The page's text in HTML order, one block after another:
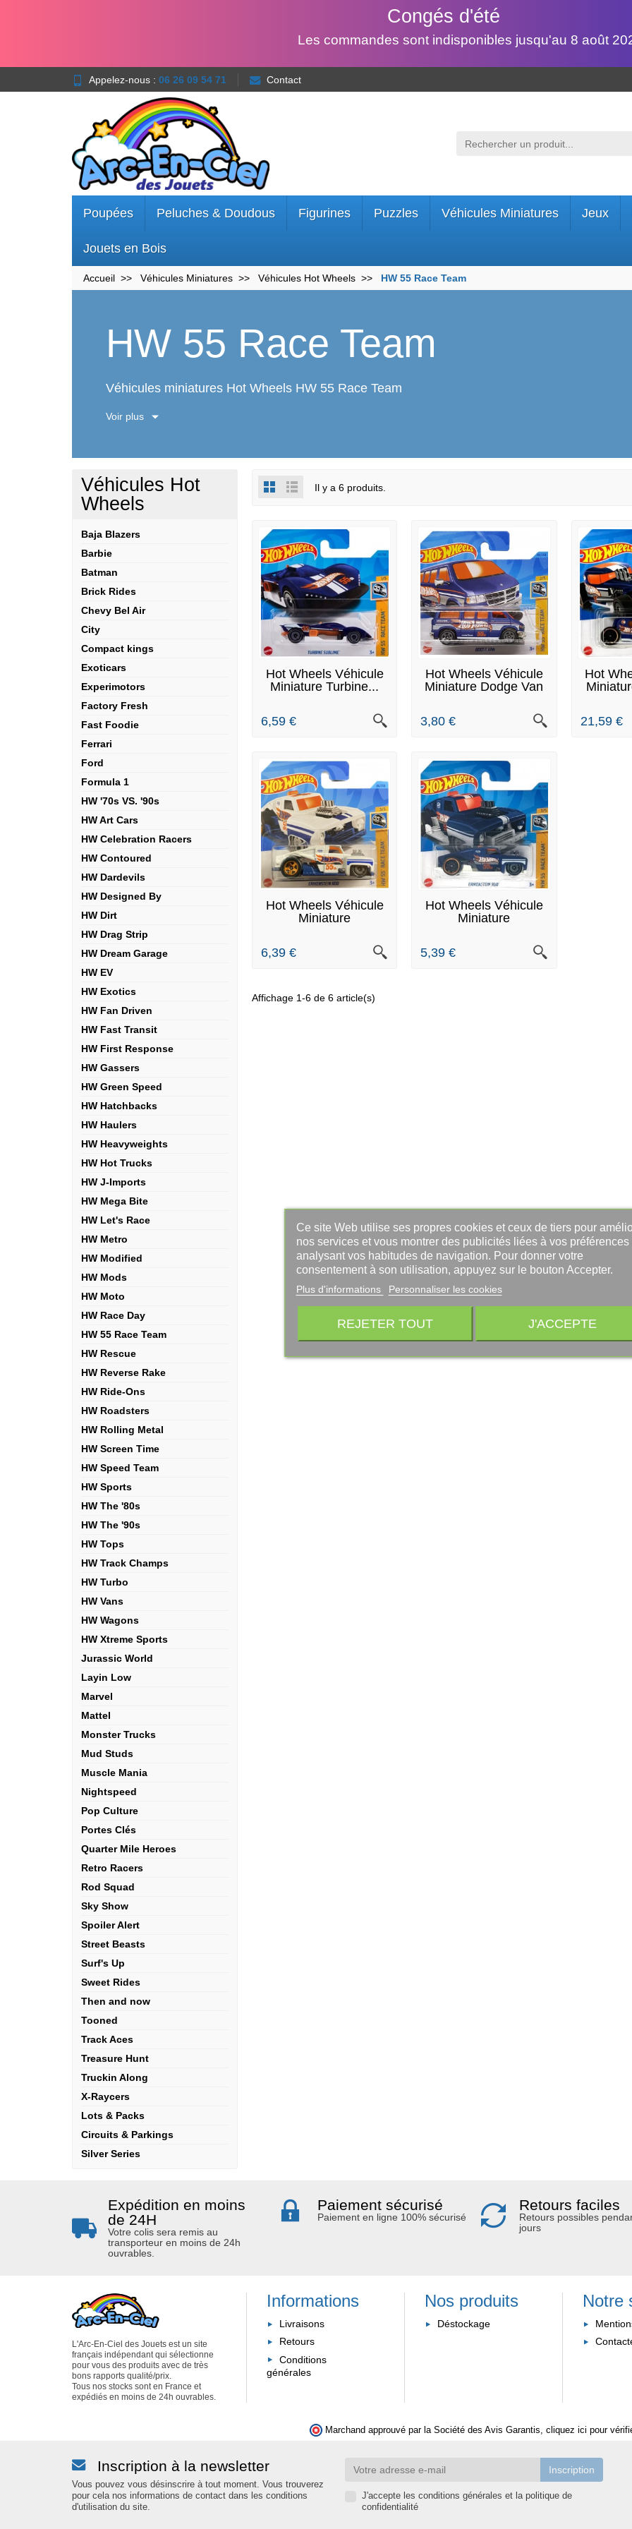
Congés d'été
Les commandes sont indisponibles jusqu'au 8 août
Appelez-nous : 06 26 09 54 71 Contact
Poupées Peluches & Doudous Figurines Puzzles Véhicules Miniatures Jeux
Jouets en Bois
Accueil Véhicules Miniatures Véhicules Hot Wheels HW 55 Race Team
HW 55 Race Team
Véhicules miniatures Hot Wheels HW 55 Race Team
Voir plus
Véhicules Hot
Wheels
Baja Blazers
Barbie
Batman
Brick Rides
Chevy Bel Air
City
Compact kings
Exoticars
Experimotors
Factory Fresh
Fast Foodie
Ferrari
Ford
Formula 1
HW '70s VS. '90s
HW Art Cars
HW Celebration Racers
HW Contoured
HW Dardevils
HW Designed By
HW Dirt
HW Drag Strip
HW Dream Garage
HW EV
HW Exotics
HW Fan Driven
HW Fast Transit
HW First Response
HW Gassers
HW Green Speed
HW Hatchbacks
HW Haulers
HW Heavyweights
HW Hot Trucks
HW J-Imports
HW Mega Bite
HW Let's Race
HW Metro
HW Modified
HW Mods
HW Moto
HW Race Day
HW 55 Race Team
HW Rescue
HW Reverse Rake
HW Ride-Ons
HW Roadsters
HW Rolling Metal
HW Screen Time
HW Speed Team
HW Sports
HW The '80s
HW The '90s
HW Tops
HW Track Champs
HW Turbo
HW Vans
HW Wagons
HW Xtreme Sports
Jurassic World
Layin Low
Marvel
Mattel
Monster Trucks
Mud Studs
Muscle Mania
Nightspeed
Pop Culture
Portes Clés
Quarter Mile Heroes
Retro Racers
Rod Squad
Sky Show
Spoiler Alert
Street Beasts
Surf's Up
Sweet Rides
Then and now
Tooned
Track Aces
Treasure Hunt
Truckin Along
X-Raycers
Lots & Packs
Circuits & Parkings
Silver Series
Il y a 6 produits.
EN STOCK
Hot Wheels Véhicule
Miniature Turbine...
6,59 €
EN STOCK
Hot Wheels Véhicule
Miniature Dodge Van
3,80 €
Hot
21,59 €
EN STOCK
Hot Wheels Véhicule
Miniature
6,39 €
EN STOCK
Hot Wheels Véhicule
Miniature
5,39 €
Affichage 1-6 de 6 article(s)
Expédition en moins
de 24H
Votre colis sera remis au
transporteur en moins de 24h
ouvrables.
Paiement sécurisé
Paiement en ligne 100% sécurisé
Retours faciles
Retours possibles
jours
L'Arc-En-Ciel des Jouets est un site
français indépendant qui sélectionne
pour vous des produits avec de très
bons rapports qualité/prix.
Tous nos stocks sont en France et
expédiés en moins de 24h ouvrables.
Informations
Livraisons
Retours
Conditions
générales
Nos produits
Déstockage
Notre
Marchand approuvé par la Société des Avis Garantis, cliquez ici pour
Ce site Web utilise ses propres cookies et ceux de tiers pour
nos services et vous montrer des publicités liées à vos préférences
analysant vos habitudes de navigation. Pour donner votre
consentement à son utilisation, appuyez sur le bouton Accepter.
Plus d'informations Personnaliser les cookies
REJETER TOUT J'ACCEPTE
Inscription à la newsletter
Vous pouvez vous désinscrire à tout moment. Vous trouverez
pour cela nos informations de contact dans les conditions
d'utilisation du site.
J'accepte les conditions générales et la politique de
confidentialité